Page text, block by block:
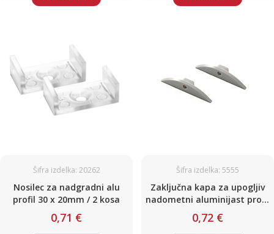
Šifra izdelka: 20262
Nosilec za nadgradni alu
profil 30 x 20mm / 2 kosa
0,71 €
Šifra izdelka: 5555
Zaključna kapa za upogljiv
nadometni aluminijast profil
za LED trak / 2m / na klik /
17,3 x 3,8mm / 2 kosa
0,72 €